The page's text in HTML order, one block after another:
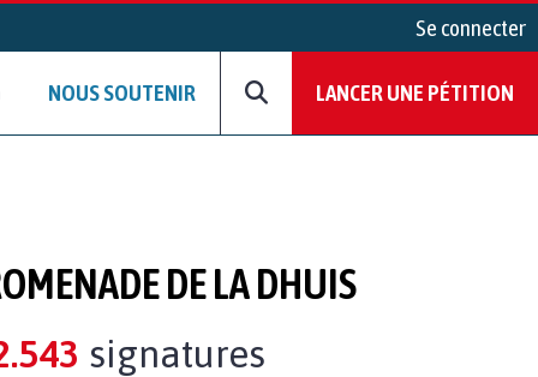
Se connecter
NOUS SOUTENIR LANCER UNE PÉTITION
DE LA DHUIS
signatures